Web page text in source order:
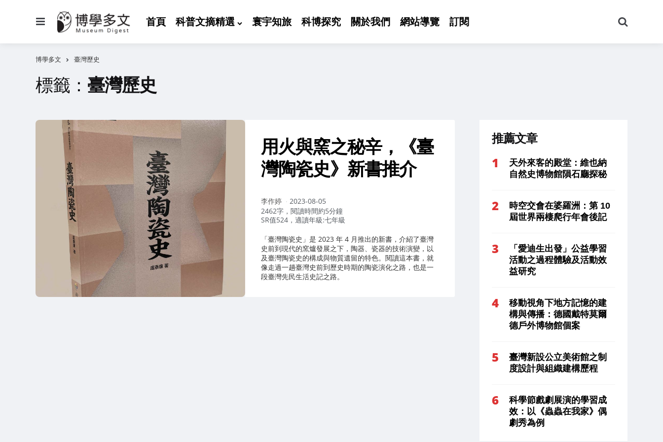
首頁 科普文摘精選 寰宇知旅 科博探究 關於我們 網站導覽 訂閱
尋
博學多文 臺灣歷史
標籤： 臺灣歷史
用火與窯之秘辛，《臺
灣陶瓷史》新書推介
作
者：
李作婷
2023-08-05
2462字，閱讀時間約5分鐘
SR值524，適讀年級:七年級
「臺灣陶瓷史」是 2023 年 4 月推出的新書，介紹了臺灣
史前到現代的窯爐發展之下，陶器、瓷器的技術演變，以
及臺灣陶瓷史的構成與物質遺留的特色。閱讀這本書，就
像走過一趟臺灣史前到歷史時期的陶瓷演化之路，也是一
段臺灣先民生活史記之路。
推薦文章
天外來客的殿堂：維也納
自然史博物館隕石廳探秘
時空交會在婆羅洲：第 10
屆世界兩棲爬行年會後記
「愛迪生出發」公益學習
活動之過程體驗及活動效
益研究
移動視角下地方記憶的建
構與傳播：德國戴特莫爾
德戶外博物館個案
臺灣新設公立美術館之制
度設計與組織建構歷程
科學節戲劇展演的學習成
效：以《蟲蟲在我家》偶
劇秀為例